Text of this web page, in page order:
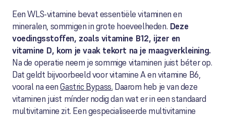
Een WLS-vitamine bevat essentiële vitaminen en
mineralen, sommigen in grote hoeveelheden. Deze
voedingsstoffen, zoals vitamine B12, ijzer en
vitamine D, kom je vaak tekort na je maagverkleining.
Na de operatie neem je sommige vitaminen juist béter op.
Dat geldt bijvoorbeeld voor vitamine A en vitamine B6,
vooral na eenGastric Bypass. Daarom heb je van deze
vitaminen juist mínder nodig dan wat er in een standaard
multivitamine zit. Een gespecialiseerde multivitamine